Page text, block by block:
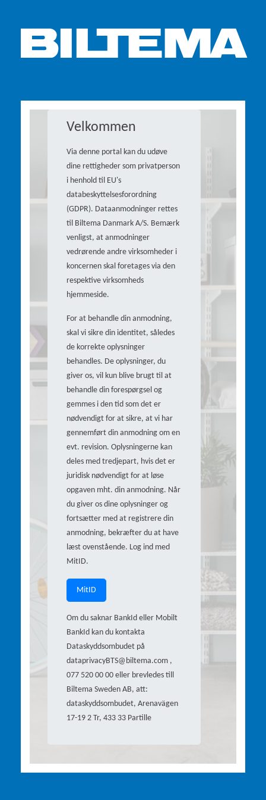
Velkommen
Via denne portal kan du udøve
dine rettigheder som privatperson
i henhold til EU's
databeskyttelsesforordning
(GDPR). Dataanmodninger rettes
til Biltema Danmark A/S. Bemærk
venligst, at anmodninger
vedrørende andre virksomheder i
koncernen skal foretages via den
respektive virksomheds
hjemmeside.
For at behandle din anmodning,
skal vi sikre din identitet, således
de korrekte oplysninger
behandles. De oplysninger, du
giver os, vil kun blive brugt til at
behandle din forespørgsel og
gemmes i den tid som det er
nødvendigt for at sikre, at vi har
gennemført din anmodning om en
evt. revision. Oplysningerne kan
deles med tredjepart, hvis det er
juridisk nødvendigt for at løse
opgaven mht. din anmodning. Når
du giver os dine oplysninger og
fortsætter med at registrere din
anmodning, bekræfter du at have
læst ovenstående. Log ind med
MitID.
MitID
Om du saknar BankId eller Mobilt
BankId kan du kontakta
Dataskyddsombudet på
dataprivacyBTS@biltema.com ,
077 520 00 00 eller brevledes till
Biltema Sweden AB, att:
dataskyddsombudet, Arenavägen
17-19 2 Tr, 433 33 Partille